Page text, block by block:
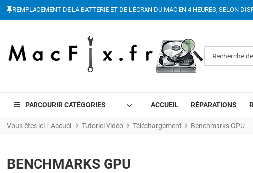
REMPLACEMENT DE LA BATTERIE ET DE L’ÉCRAN DU MAC EN 4 HEURES, SELON
PARCOURIR CATÉGORIES ACCUEIL RÉPARATIONS
Vous êtes ici : Accueil Tutoriel Vidéo Téléchargement Benchmarks GPU
BENCHMARKS GPU